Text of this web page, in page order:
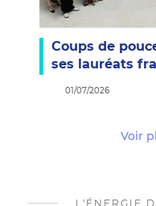
Coups de
ses lauréats
01/07/2026
Voir
L'ÉNERGIE